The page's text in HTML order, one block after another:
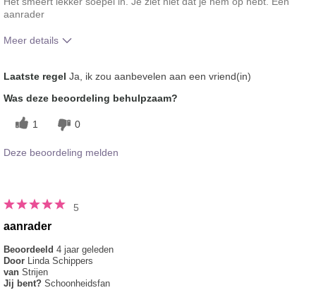
aanrader
Meer details
met andere door je gebruikte merken
decoratieve make-up?
Laatste regel Ja, ik zou aanbevelen aan een vriend(in)
Was deze beoordeling behulpzaam?
1 0
Deze beoordeling melden
5
aanrader
Beoordeeld 4 jaar geleden
Door Linda Schippers
van Strijen
Jij bent? Schoonheidsfan